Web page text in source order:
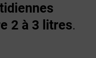
2 à 3 litres.